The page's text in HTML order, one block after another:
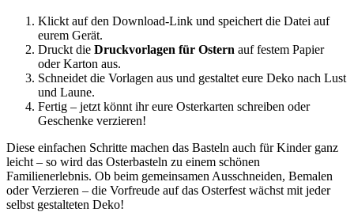
Klickt auf den Download-Link und speichert die Datei auf
eurem Gerät.
Druckt die Druckvorlagen für Ostern auf festem Papier
oder Karton aus.
Schneidet die Vorlagen aus und gestaltet eure Deko nach Lust
und Laune.
Fertig – jetzt könnt ihr eure Osterkarten schreiben oder
Geschenke verzieren!
Diese einfachen Schritte machen das Basteln auch für Kinder ganz
leicht – so wird das Osterbasteln zu einem schönen
Familienerlebnis. Ob beim gemeinsamen Ausschneiden, Bemalen
oder Verzieren – die Vorfreude auf das Osterfest wächst mit jeder
selbst gestalteten Deko!